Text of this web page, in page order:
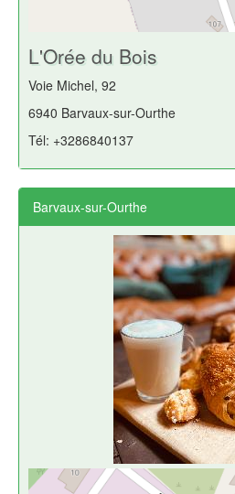
L'Orée du Bois
Voie Michel, 92
6940 Barvaux-sur-Ourthe
Tél: +3286840137
Barvaux-sur-Ourthe